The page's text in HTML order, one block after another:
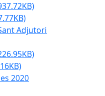
Adjutori
2020